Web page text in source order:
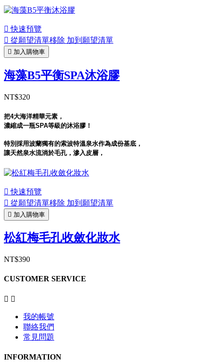
 快速預覽
 從願望清單移除 加到願望清單
 加入購物車
海藻B5平衡SPA沐浴膠
NT$320
把4大海洋精華元素，
濃縮成一瓶SPA等級的沐浴膠！
特別採用波蘭獨有的索波特溫泉水作為成份基底，
讓天然泉水流淌於毛孔，滲入皮層，
 快速預覽
 從願望清單移除 加到願望清單
 加入購物車
松紅梅毛孔收斂化妝水
NT$390
CUSTOMER SERVICE
 
我的帳號
聯絡我們
常見問題
INFORMATION